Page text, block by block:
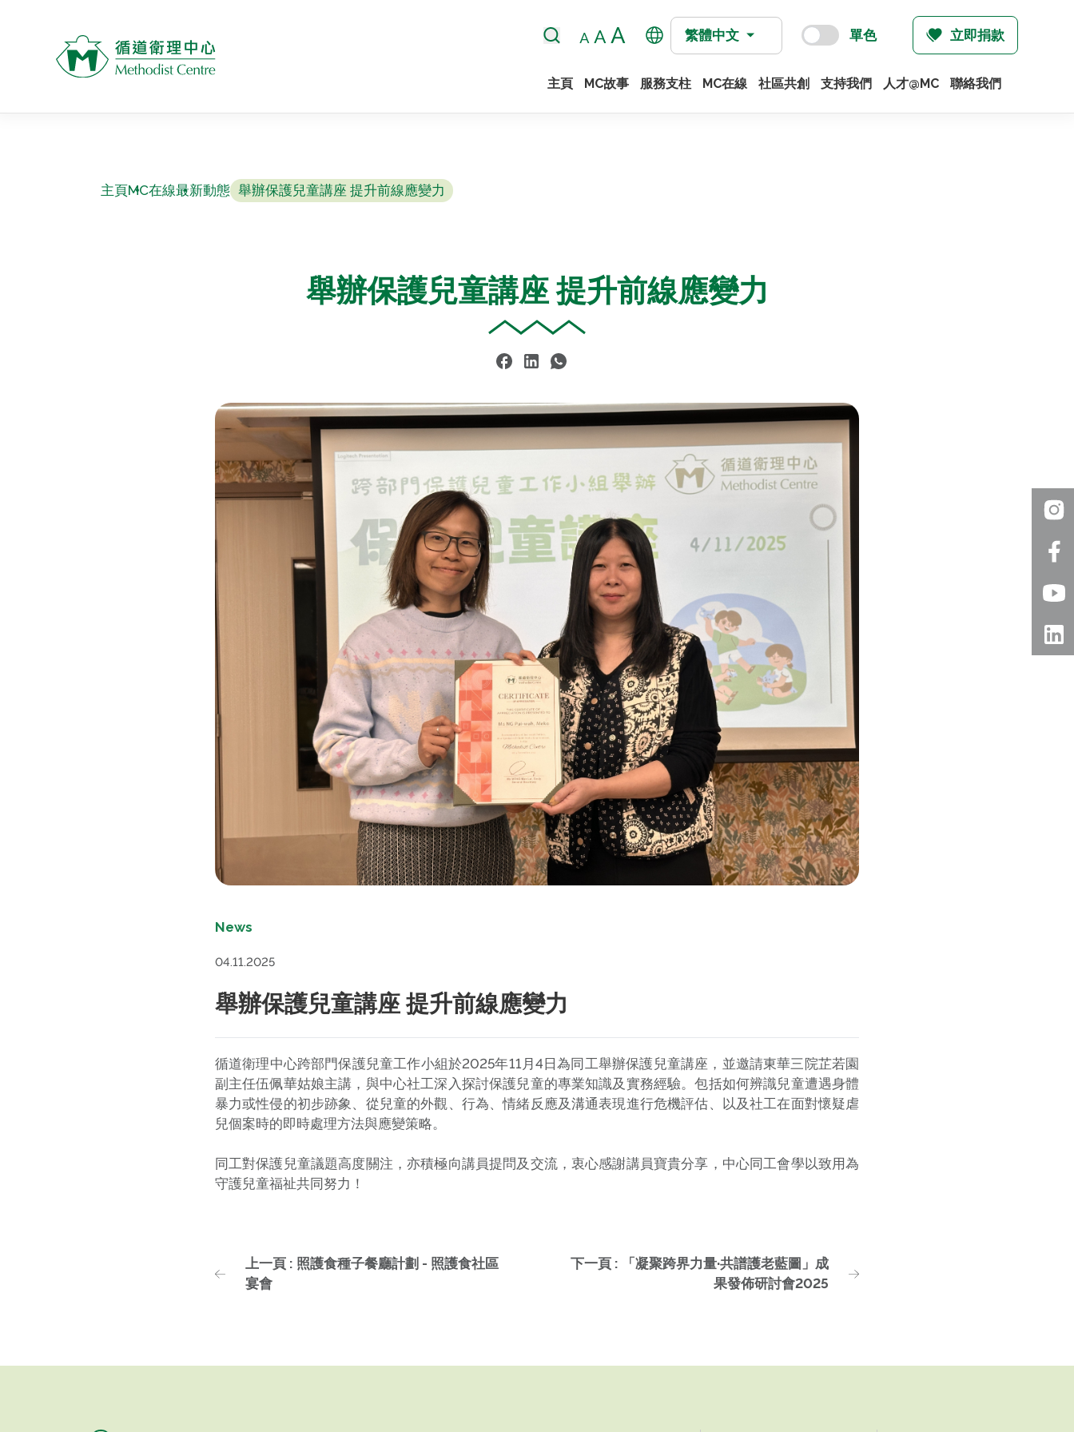
繁體中文 單色 立即捐款
主頁 MC故事 服務支柱 MC在線 社區共創 支持我們 人才@MC 聯絡我們
主頁MC在線最新動態 舉辦保護兒童講座 提升前線應變力
舉辦保護兒童講座 提升前線應變力
News
04.11.2025
舉辦保護兒童講座 提升前線應變力
循道衛理中心跨部門保護兒童工作小組於2025年11月4日為同工舉辦保護兒童講座，並邀請東華三院芷若園
副主任伍佩華姑娘主講，與中心社工深入探討保護兒童的專業知識及實務經驗。包括如何辨識兒童遭遇身體
暴力或性侵的初步跡象、從兒童的外觀、行為、情緒反應及溝通表現進行危機評估、以及社工在面對懷疑虐
兒個案時的即時處理方法與應變策略。
同工對保護兒童議題高度關注，亦積極向講員提問及交流，衷心感謝講員寶貴分享，中心同工會學以致用為
守護兒童福祉共同努力！
上一頁 : 照護食種子餐廳計劃 - 照護食社區
宴會
下一頁 : 「凝聚跨界力量·共譜護老藍圖」成
果發佈研討會2025